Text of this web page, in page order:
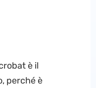
è il
perché è